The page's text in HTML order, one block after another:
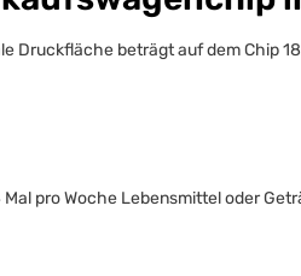
Druckfläche beträgt auf dem Chip
pro Woche Lebensmittel oder